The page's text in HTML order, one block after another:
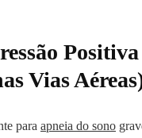
Positiva
Vias
para apneia do sono